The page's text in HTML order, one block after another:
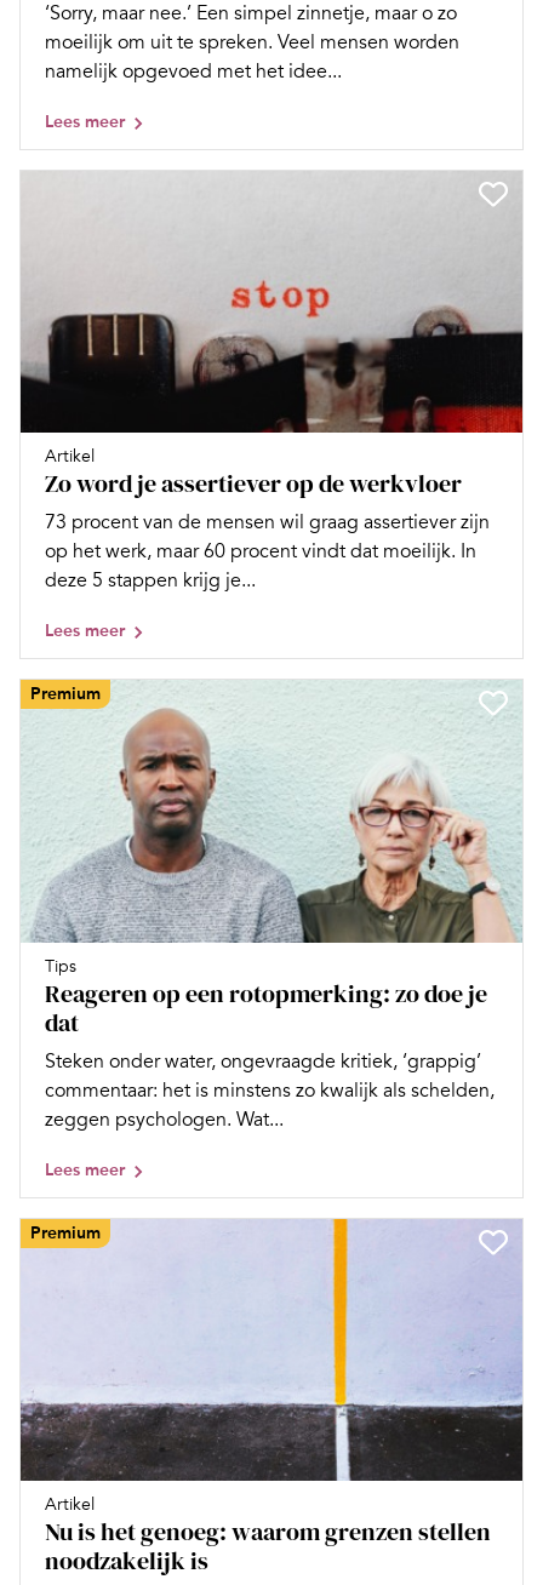
‘Sorry, maar nee.’ Een simpel zinnetje, maar o zo
moeilijk om uit te spreken. Veel mensen worden
namelijk opgevoed met het idee...
Lees meer
Artikel
Zo word je assertiever op de werkvloer
73 procent van de mensen wil graag assertiever zijn
op het werk, maar 60 procent vindt dat moeilijk. In
deze 5 stappen krijg je...
Lees meer
Premium
Tips
Reageren op een rotopmerking: zo doe je
dat
Steken onder water, ongevraagde kritiek, ‘grappig’
commentaar: het is minstens zo kwalijk als schelden,
zeggen psychologen. Wat...
Lees meer
Premium
Artikel
Nu is het genoeg: waarom grenzen stellen
noodzakelijk is